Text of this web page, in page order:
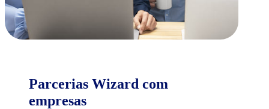
Parcerias Wizard com
empresas